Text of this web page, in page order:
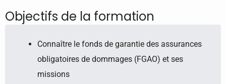
Objectifs de la formation
Connaître le fonds de garantie des assurances
obligatoires de dommages (FGAO) et ses
missions